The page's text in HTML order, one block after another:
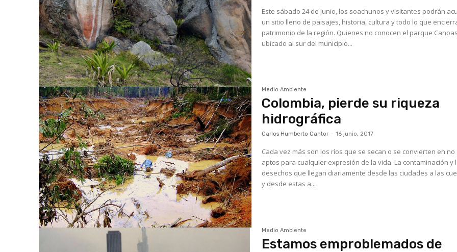
Este sábado 24 de junio, los soachunos y visitantes podrán
un sitio lleno de paisajes, historia, cultura y todo lo que
patrimonio de la región. Quienes no conocen el parque Canoas,
ubicado al sur del municipio...
Medio Ambiente
Colombia, pierde su riqueza
hidrográfica
Carlos Humberto Cantor - 16 junio, 2017
Cada vez más son los ríos que se secan o se convierten en no
aptos para cualquier expresión de la vida. La contaminación y
desechos que llegan diariamente desde las ciudades a las
y desde estas a...
Medio Ambiente
Estamos emproblemados de